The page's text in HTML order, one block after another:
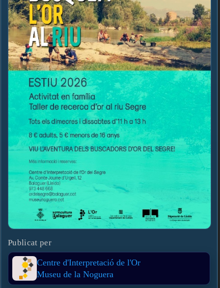
Publicat per
Centre d'Interpretació de l'Or
Museu de la Noguera